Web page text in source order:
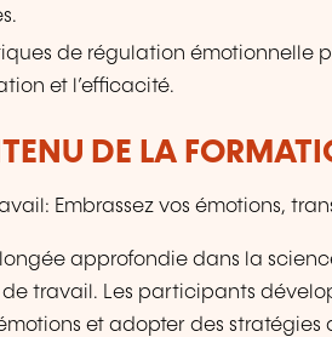
de régulation émotionnelle
et l’efficacité.
DE LA
Embrassez vos émotions,
approfondie dans la
travail. Les participants
et adopter des stratégies